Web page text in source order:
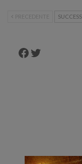
PRECEDENTE
Facebook
Twitter